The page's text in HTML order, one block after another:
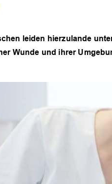
leiden hierzulande
Wunde und ihrer